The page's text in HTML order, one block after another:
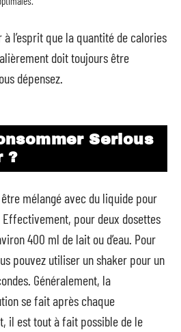
l’esprit que la quantité de calories
doit toujours être
dépensez.
Serious
?
mélangé avec du liquide pour
pour deux dosettes
400 ml de lait ou d’eau. Pour
pouvez utiliser un shaker pour un
Généralement, la
se fait après chaque
il est tout à fait possible de le